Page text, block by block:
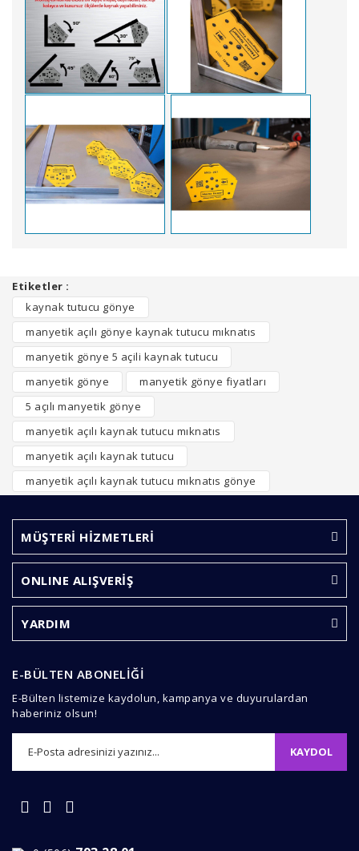
Yorum Yaz
diğer konularda yetersiz gördüğünüz noktaları öneri
formunu kullanarak tarafımıza iletebilirsiniz.
Görüş ve önerileriniz için teşekkür ederiz.
Ürün resmi kalitesiz, bozuk veya görüntülenemiyor.
Ürün açıklamasında eksik bilgiler bulunuyor.
Ürün bilgilerinde hatalar bulunuyor.
Ürün fiyatı diğer sitelerden daha pahalı.
Bu ürüne benzer farklı alternatifler olmalı.
Etiketler :
kaynak tutucu gönye
manyetik açılı gönye kaynak tutucu mıknatıs
manyetik gönye 5 açili kaynak tutucu
manyetik gönye
manyetik gönye fiyatları
5 açılı manyetik gönye
manyetik açılı kaynak tutucu mıknatıs
manyetik açılı kaynak tutucu
manyetik açılı kaynak tutucu mıknatıs gönye
MÜŞTERİ HİZMETLERİ
ONLINE ALIŞVERİŞ
YARDIM
E-BÜLTEN ABONELİĞİ
E-Bülten listemize kaydolun, kampanya ve duyurulardan
haberiniz olsun!
KAYDOL